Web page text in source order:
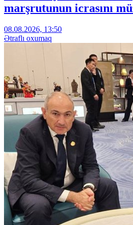
marşrutunun icrasını
08.08.2026, 13:50
Ətraflı oxumaq